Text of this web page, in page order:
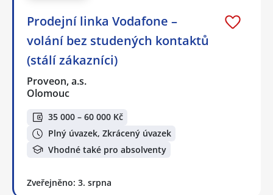
Prodejní linka Vodafone –
volání bez studených kontaktů
(stálí zákazníci)
Proveon, a.s.
Olomouc
35 000 – 60 000 Kč
Plný úvazek, Zkrácený úvazek
Vhodné také pro absolventy
Zveřejněno: 3. srpna